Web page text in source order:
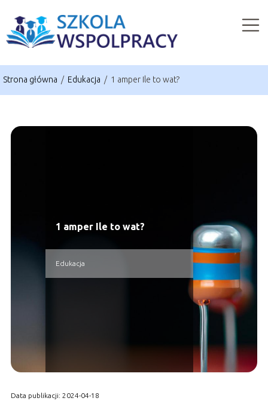
Strona główna / Edukacja / 1 amper Ile to wat?
1 amper Ile to wat?
Edukacja
Data publikacji: 2024-04-18